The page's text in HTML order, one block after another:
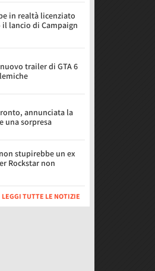
in realtà licenziato
lancio di Campaign
trailer di GTA 6
annunciata la
una sorpresa
stupirebbe un ex
Rockstar non
LEGGI TUTTE LE NOTIZIE